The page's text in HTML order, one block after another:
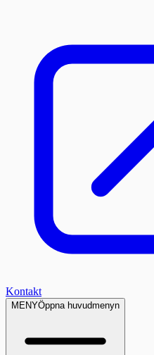
Kontakt
MENYÖppna huvudmenyn